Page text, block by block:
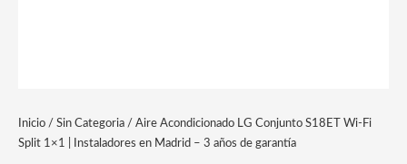
Inicio / Sin Categoria / Aire Acondicionado LG Conjunto S18ET Wi-Fi
Split 1×1 | Instaladores en Madrid – 3 años de garantía